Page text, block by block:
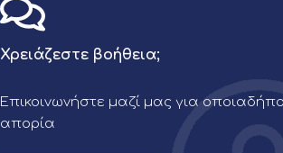
Χρειάζεστε βοήθεια;
Επικοινωνήστε μαζί μας για
απορία